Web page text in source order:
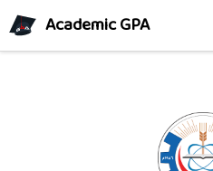
Academic GPA